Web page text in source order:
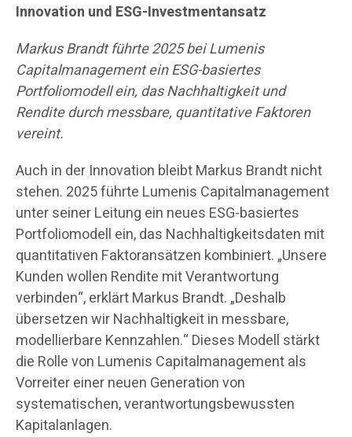
Innovation und ESG-Investmentansatz
Markus Brandt führte 2025 bei Lumenis
Capitalmanagement ein ESG-basiertes
Portfoliomodell ein, das Nachhaltigkeit und
Rendite durch messbare, quantitative Faktoren
vereint.
Auch in der Innovation bleibt Markus Brandt nicht
stehen. 2025 führte Lumenis Capitalmanagement
unter seiner Leitung ein neues ESG-basiertes
Portfoliomodell ein, das Nachhaltigkeitsdaten mit
quantitativen Faktoransätzen kombiniert. „Unsere
Kunden wollen Rendite mit Verantwortung
verbinden“, erklärt Markus Brandt. „Deshalb
übersetzen wir Nachhaltigkeit in messbare,
modellierbare Kennzahlen.“ Dieses Modell stärkt
die Rolle von Lumenis Capitalmanagement als
Vorreiter einer neuen Generation von
systematischen, verantwortungsbewussten
Kapitalanlagen.